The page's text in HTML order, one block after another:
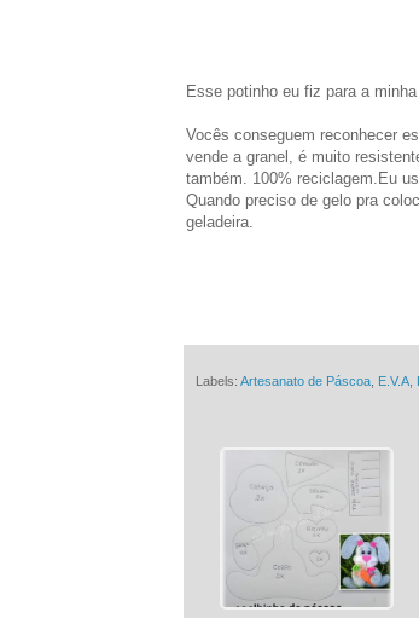
Esse potinho eu fiz para a
Vocês conseguem reconhecer
vende a granel, é muito
também. 100% reciclagem.Eu
Quando preciso de gelo pra
geladeira.
Labels: Artesanato de Páscoa E.V.A